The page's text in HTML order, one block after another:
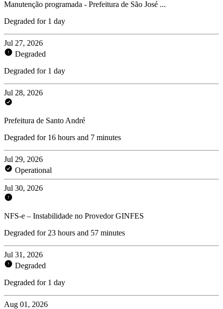
Manutenção programada - Prefeitura de São José ...
Degraded for 1 day
Jul 27, 2026
Degraded
Degraded for 1 day
Jul 28, 2026
Prefeitura de Santo André
Degraded for 16 hours and 7 minutes
Jul 29, 2026
Operational
Jul 30, 2026
NFS-e – Instabilidade no Provedor GINFES
Degraded for 23 hours and 57 minutes
Jul 31, 2026
Degraded
Degraded for 1 day
Aug 01, 2026